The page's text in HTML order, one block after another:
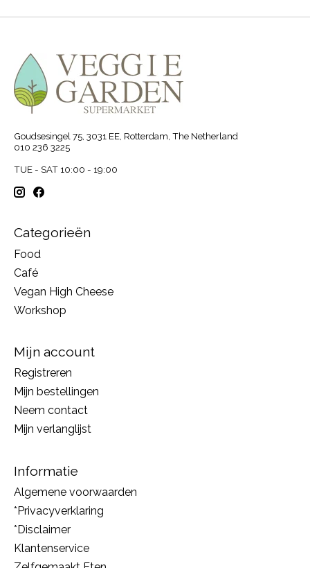
Goudsesingel 75, 3031 EE, Rotterdam, The Netherland
010 236 3225
TUE - SAT 10:00 - 19:00
Categorieën
Food
Café
Vegan High Cheese
Workshop
Mijn account
Registreren
Mijn bestellingen
Neem contact
Mijn verlanglijst
Informatie
Algemene voorwaarden
*Privacyverklaring
*Disclaimer
Klantenservice